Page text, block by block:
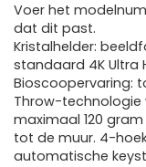
Voer het
dat dit past.
Kristalhelder:
standaard 4K Ultra
Bioscoopervaring:
Throw-technologie
maximaal 120
tot de muur. 4-
automatische